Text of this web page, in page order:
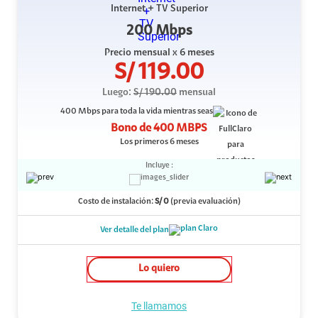
Internet + TV Superior
200 Mbps
Precio mensual x 6 meses
S/119.00
Luego: S/190.00 mensual
400 Mbpspara toda la vida mientras seas
Bono de400 MBPS
Los primeros 6 meses
Incluye :
Costo de instalación: S/0(previa evaluación)
Ver detalle del plan
Lo quiero
Te llamamos